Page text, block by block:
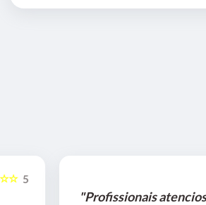
5
"Profissionais atenciosos"